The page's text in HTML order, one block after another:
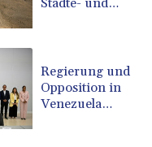
Städte- und
Kraftakt"
Regierung und
Opposition in
Venezuela